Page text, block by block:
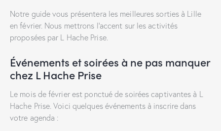
Notre guide vous présentera les meilleures sorties à Lille
en février. Nous mettrons l’accent sur les activités
proposées par L Hache Prise.
Événements et soirées à ne pas manquer
chez L Hache Prise
Le mois de février est ponctué de soirées captivantes à L
Hache Prise. Voici quelques événements à inscrire dans
votre agenda :